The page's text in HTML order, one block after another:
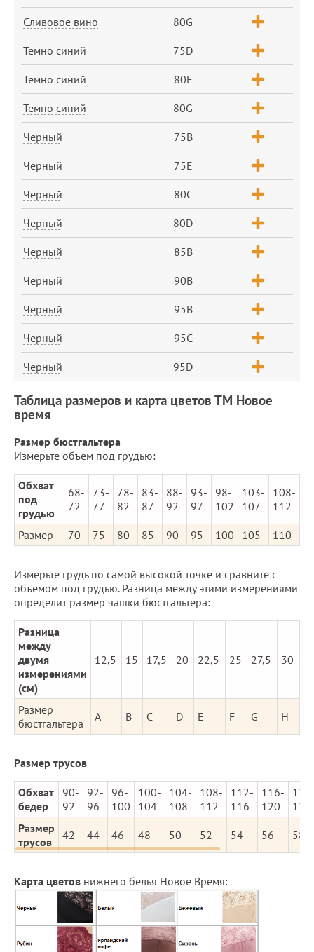
Сливовое вино 80G
Темно синий 75D
Темно синий 80F
Темно синий 80G
Черный 75B
Черный 75E
Черный 80C
Черный 80D
Черный 85B
Черный 90B
Черный 95B
Черный 95C
Черный 95D
Таблица размеров и карта цветов ТМ Новое
время
Размер бюстгальтера
Измерьте объем под грудью:
Обхват
под
грудью
68-
72
73-
77
78-
82
83-
87
88-
92
93-
97
98-
102
103-
107
108-
112
Размер 70 75 80 85 90 95 100 105 110
Измерьте грудь по самой высокой точке и сравните с
объемом под грудью. Разница между этими измерениями
определит размер чашки бюстгальтера:
Разница
между
двумя
измерениями
(см)
12,5 15 17,5 20 22,5 25 27,5 30
Размер
бюстгальтера
A B C D E F G H
Размер трусов
Обхват
бедер
90-
92
92-
96
96-
100
100-
104
104-
108
108-
112
112-
116
116-
120
124
Размер
трусов
42 44 46 48 50 52 54 56 58
Карта цветов нижнего белья Новое Время: